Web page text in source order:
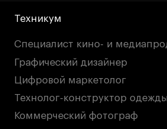
Техникум
Специалист кино- и
Графический дизайнер
Цифровой маркетолог
Технолог-конструктор одежды
Коммерческий фотограф